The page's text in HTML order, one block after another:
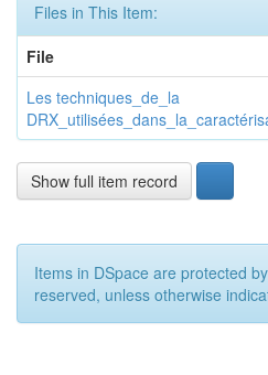
Files in This Item:
File
Les techniques_de_la
Show full item record
Items in DSpace are protected
reserved, unless otherwise